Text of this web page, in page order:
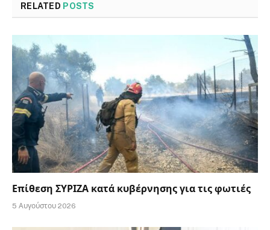
RELATED POSTS
Επίθεση ΣΥΡΙΖΑ κατά κυβέρνησης για τις φωτιές
5 Αυγούστου 2026